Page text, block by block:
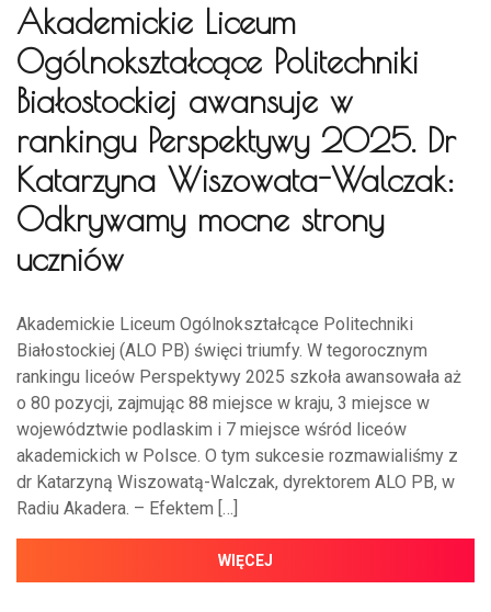
Akademickie Liceum
Ogólnokształcące Politechniki
Białostockiej awansuje w
rankingu Perspektywy 2025. Dr
Katarzyna Wiszowata-Walczak:
Odkrywamy mocne strony
uczniów
Akademickie Liceum Ogólnokształcące Politechniki
Białostockiej (ALO PB) święci triumfy. W tegorocznym
rankingu liceów Perspektywy 2025 szkoła awansowała aż
o 80 pozycji, zajmując 88 miejsce w kraju, 3 miejsce w
województwie podlaskim i 7 miejsce wśród liceów
akademickich w Polsce. O tym sukcesie rozmawialiśmy z
dr Katarzyną Wiszowatą-Walczak, dyrektorem ALO PB, w
Radiu Akadera. – Efektem […]
WIĘCEJ